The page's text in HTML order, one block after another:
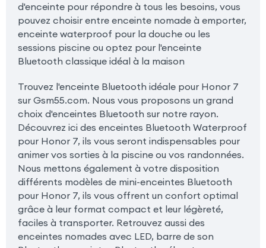
d'enceinte pour répondre à tous les besoins, vous
pouvez choisir entre enceinte nomade à emporter,
enceinte waterproof pour la douche ou les
sessions piscine ou optez pour l'enceinte
Bluetooth classique idéal à la maison
Trouvez l'enceinte Bluetooth idéale pour Honor 7
sur Gsm55.com. Nous vous proposons un grand
choix d'enceintes Bluetooth sur notre rayon.
Découvrez ici des enceintes Bluetooth Waterproof
pour Honor 7, ils vous seront indispensables pour
animer vos sorties à la piscine ou vos randonnées.
Nous mettons également à votre disposition
différents modèles de mini-enceintes Bluetooth
pour Honor 7, ils vous offrent un confort optimal
grâce à leur format compact et leur légèreté,
faciles à transporter. Retrouvez aussi des
enceintes nomades avec LED, barre de son